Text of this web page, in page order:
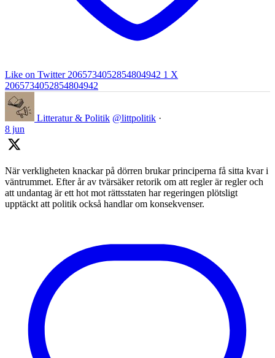
Like on Twitter 2065734052854804942 1 X
2065734052854804942
Litteratur & Politik @littpolitik ·
8 jun
När verkligheten knackar på dörren brukar principerna få sitta kvar i
väntrummet. Efter år av tvärsäker retorik om att regler är regler och
att undantag är ett hot mot rättsstaten har regeringen plötsligt
upptäckt att politik också handlar om konsekvenser.